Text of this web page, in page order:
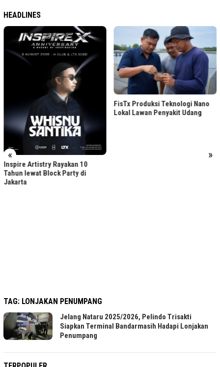
HEADLINES
« »
Inspire Artistry Rayakan 10
Tahun lewat Block Party di
Jakarta
FisTx Produksi Teknologi Nano
Lokal Lawan Penyakit Udang
TAG: LONJAKAN PENUMPANG
Jelang Nataru 2025/2026, Pelindo Trisakti
Siapkan Terminal Bandarmasih Hadapi Lonjakan
Penumpang